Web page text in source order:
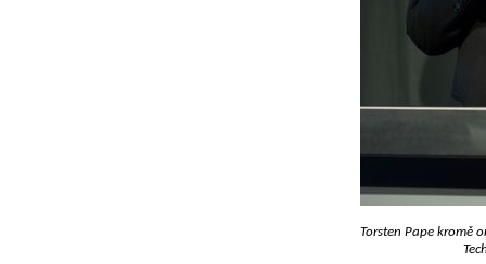
Torsten Pape kromě